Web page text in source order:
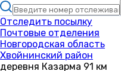
Отследить посылку
Почтовые отделения
Новгородская область
Хвойнинский район
деревня Казарма 91 км